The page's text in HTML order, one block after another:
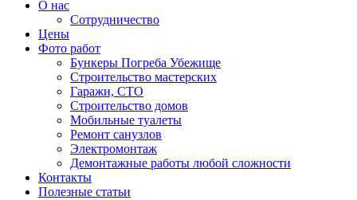
О нас
Сотрудничество
Цены
Фото работ
Бункеры Погреба Убежище
Строительство мастерских
Гаражи, СТО
Строительство домов
Мобильные туалеты
Ремонт санузлов
Электромонтаж
Демонтажные работы любой сложности
Контакты
Полезные статьи